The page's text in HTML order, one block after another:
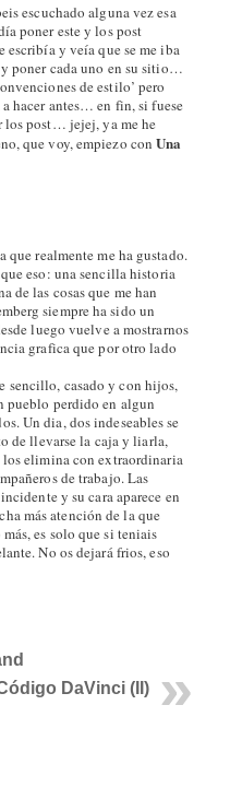
escuchado alguna vez esa
poner este y los post
escribía y veía que se me iba
poner cada uno en su sitio…
de estilo’ pero
hacer antes… en fin, si fuese
los post… jejej, ya me he
que voy, empiezo conUna
que realmente me ha gustado.
eso: una sencilla historia
de las cosas que me han
siempre ha sido un
luego vuelve a mostrarnos
grafica que por otro lado
sencillo, casado y con hijos,
pueblo perdido en algun
Un dia, dos indeseables se
de llevarse la caja y liarla,
los elimina con extraordinaria
de trabajo. Las
y su cara aparece en
más atención de la que
es solo que si teniais
No os dejará frios, eso
DaVinci (II)